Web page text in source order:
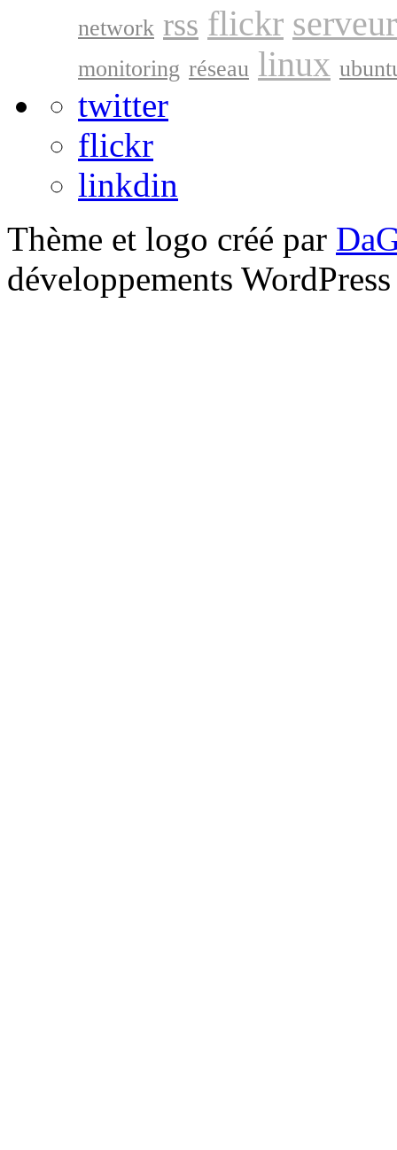
network rss flickr serveur
monitoring réseau linux
twitter
flickr
linkdin
Thème et logo créé par
développements